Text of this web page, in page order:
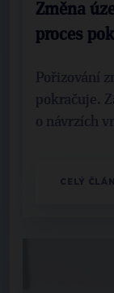
Změna
proces
Pořizování
pokračuje.
o návrzích
CELÝ